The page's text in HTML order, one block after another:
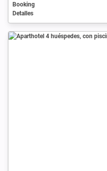
Booking
Detalles